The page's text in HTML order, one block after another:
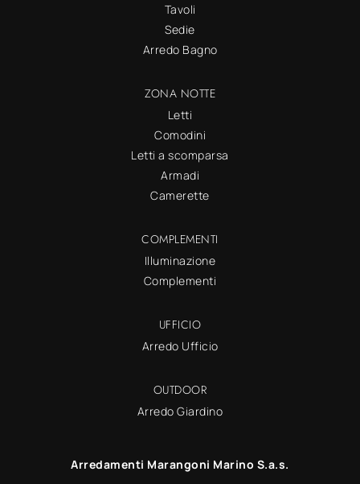
Tavoli
Sedie
Arredo Bagno
ZONA NOTTE
Letti
Comodini
Letti a scomparsa
Armadi
Camerette
COMPLEMENTI
Illuminazione
Complementi
UFFICIO
Arredo Ufficio
OUTDOOR
Arredo Giardino
Arredamenti Marangoni Marino S.a.s.